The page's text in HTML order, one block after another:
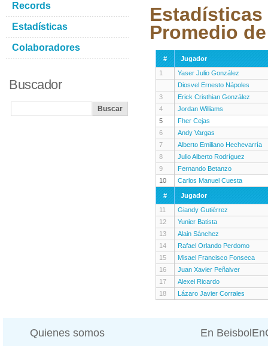
Promedio
#
Jugador
1
Yaser Julio González
Diosvel Ernesto Nápoles
3
Erick Cristhian González
4
Jordan Williams
5
Fher Cejas
6
Andy Vargas
7
Alberto Emiliano Hechevarría
8
Julio Alberto Rodríguez
9
Fernando Betanzo
10
Carlos Manuel Cuesta
#
Jugador
11
Giandy Gutiérrez
12
Yunier Batista
13
Alain Sánchez
14
Rafael Orlando Perdomo
15
Misael Francisco Fonseca
16
Juan Xavier Peñalver
17
Alexei Ricardo
18
Lázaro Javier Corrales
Records
Estadísticas
Colaboradores
Buscador
Quienes somos En